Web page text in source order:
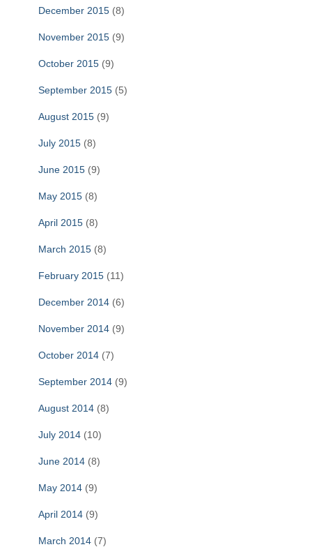
December 2015 (8)
November 2015 (9)
October 2015 (9)
September 2015 (5)
August 2015 (9)
July 2015 (8)
June 2015 (9)
May 2015 (8)
April 2015 (8)
March 2015 (8)
February 2015 (11)
December 2014 (6)
November 2014 (9)
October 2014 (7)
September 2014 (9)
August 2014 (8)
July 2014 (10)
June 2014 (8)
May 2014 (9)
April 2014 (9)
March 2014 (7)